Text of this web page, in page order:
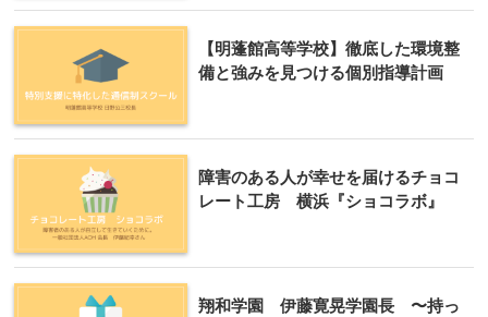
【明蓬館高等学校】徹底した環境整
備と強みを見つける個別指導計画
障害のある人が幸せを届けるチョコ
レート工房 横浜『ショコラボ』
翔和学園 伊藤寛晃学園長 〜持っ